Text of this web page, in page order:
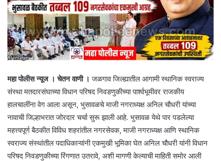
महा पोलीस न्यूज । चेतन वाणी । जळगाव जिल्ह्यातील आगामी स्थानिक स्वराज्य
संस्था मतदारसंघाच्या विधान परिषद निवडणुकीच्या पार्श्वभूमीवर राजकीय
हालचालींना वेग आला असून, भुसावळचे माजी नगराध्यक्ष अनिल चौधरी यांच्या
नावाची जिल्हाभरात जोरदार चर्चा सुरू झाली आहे. भुसावळ येथे पार पडलेल्या
महत्त्वपूर्ण बैठकीत विविध शहरांतील नगरसेवक, माजी नगराध्यक्ष आणि स्थानिक
स्वराज्य संस्थांतील पदाधिकाऱ्यांनी एकमुखी भूमिका घेत अनिल चौधरी यांनी विधान
परिषद निवडणुकीच्या रिंगणात उतरावे, अशी मागणी केल्याची माहिती समोर आली